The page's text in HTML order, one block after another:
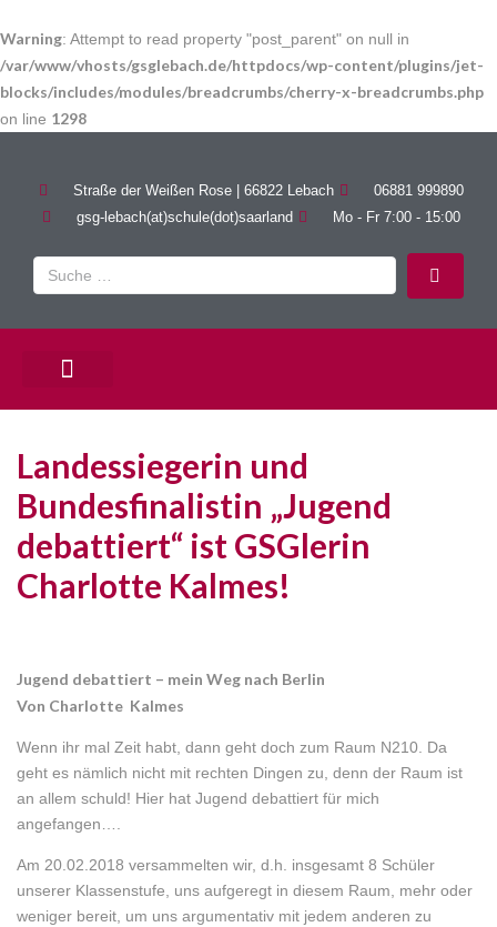
Warning: Attempt to read property "post_parent" on null in
/var/www/vhosts/gsglebach.de/httpdocs/wp-content/plugins/jet-
blocks/includes/modules/breadcrumbs/cherry-x-breadcrumbs.php
on line 1298
Straße der Weißen Rose | 66822 Lebach
06881 999890
gsg-lebach(at)schule(dot)saarland
Mo - Fr 7:00 - 15:00
Landessiegerin und
Bundesfinalistin „Jugend
debattiert“ ist GSGlerin
Charlotte Kalmes!
Jugend debattiert – mein Weg nach Berlin
Von Charlotte Kalmes
Wenn ihr mal Zeit habt, dann geht doch zum Raum N210. Da
geht es nämlich nicht mit rechten Dingen zu, denn der Raum ist
an allem schuld! Hier hat Jugend debattiert für mich
angefangen….
Am 20.02.2018 versammelten wir, d.h. insgesamt 8 Schüler
unserer Klassenstufe, uns aufgeregt in diesem Raum, mehr oder
weniger bereit, um uns argumentativ mit jedem anderen zu